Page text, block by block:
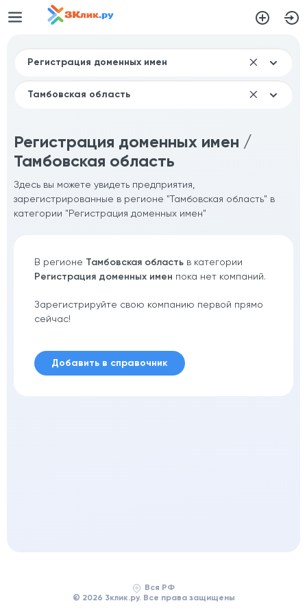
Регистрация доменных имен /
Тамбовская область
Здесь вы можете увидеть предприятия,
зарегистрированные в регионе "Тамбовская область" в
категории "Регистрация доменных имен"
В регионе Тамбовская область в категории
Регистрация доменных имен пока нет компаний.
Зарегистрируйте свою компанию первой прямо
сейчас!
Добавить в справочник
Вся РФ
© 2026 3клик.ру. Все права защищены